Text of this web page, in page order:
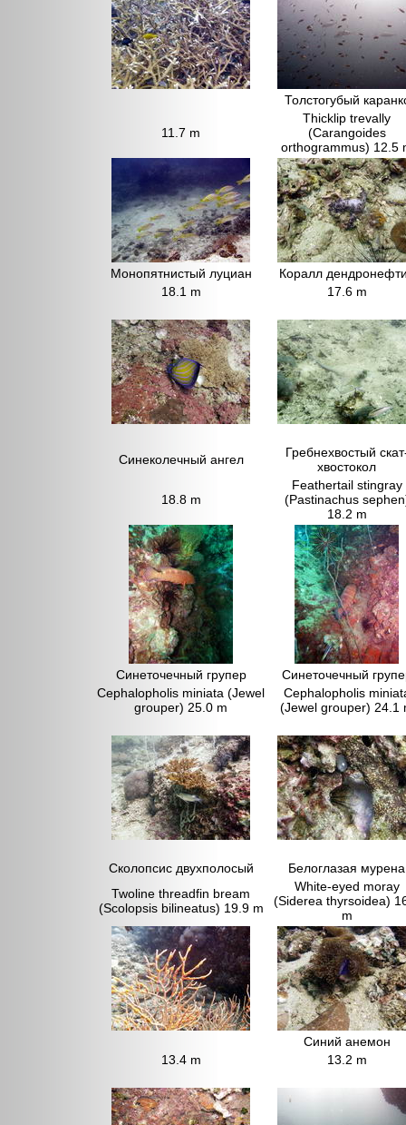
Толстогубый
11.7 m
Thicklip trevally
(Carangoides
orthogrammus) 12.5
Монопятнистый луциан
Коралл
18.1 m
17.6 m
Синеколечный ангел
Гребнехвостый
хвостокол
18.8 m
Feathertail stingray
(Pastinachus
18.2 m
Синеточечный групер
Синеточечный
Cephalopholis miniata (Jewel
grouper) 25.0 m
Cephalopholis
(Jewel grouper) 24.1
Сколопсис двухполосый
Белоглазая мурена
Twoline threadfin bream
(Scolopsis bilineatus) 19.9 m
White-eyed moray
(Siderea thyrsoidea)
m
Синий анемон
13.4 m
13.2 m